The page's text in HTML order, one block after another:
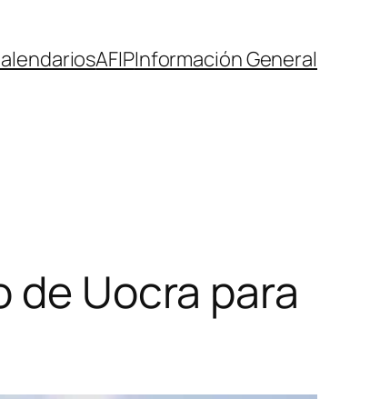
AFIPInformación General
Uocra para